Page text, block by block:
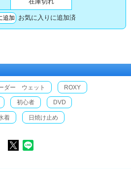
お気に入りに追加済
ダー ウェット ROXY
初心者 DVD
着 日焼け止め